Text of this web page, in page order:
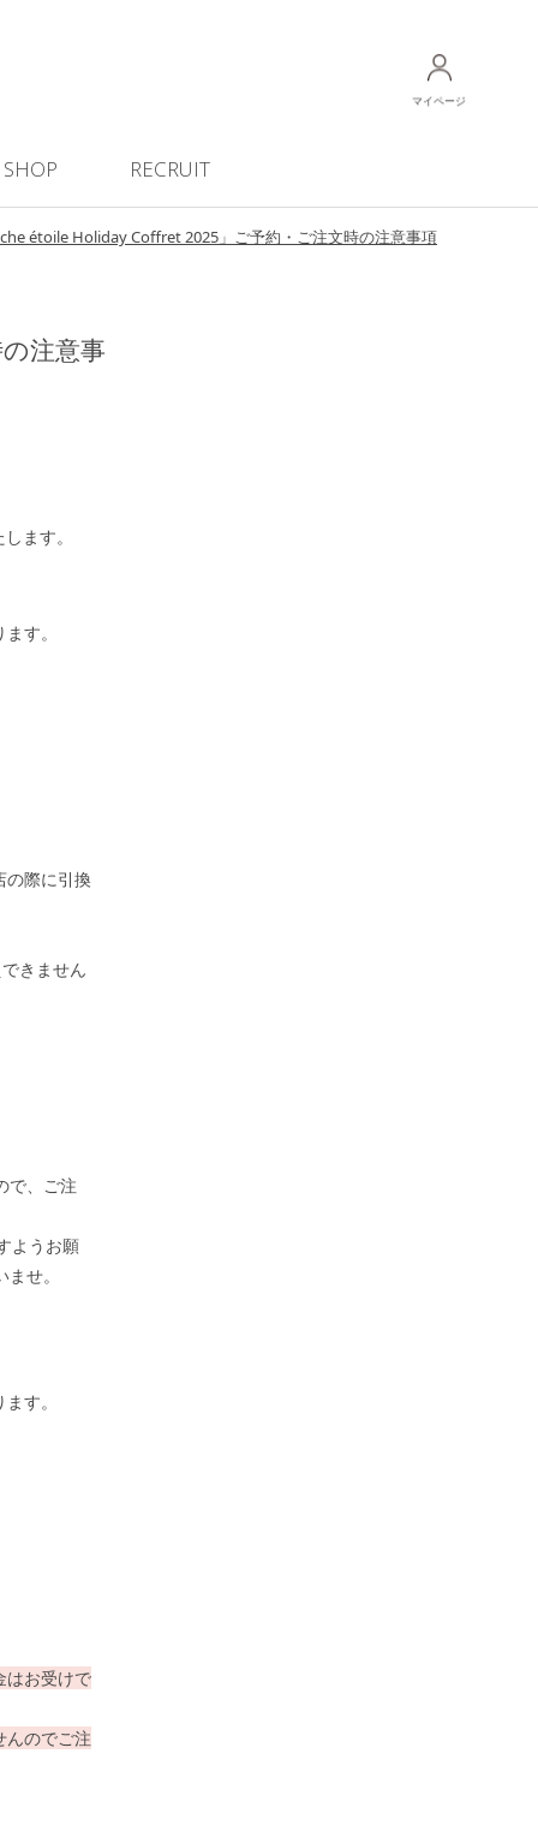
マイページ
SHOP RECRUIT
étoile Holiday Coffret 2025」ご予約・ご注文時の注意事項
注意事
ます。
す。
の際に引換
きません
で、ご注
ようお願
せ。
す。
はお受けで
んのでご注